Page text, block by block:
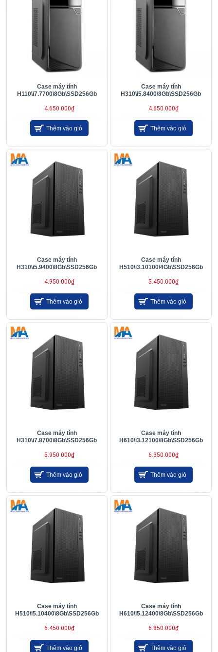
Case máy tính
H110\i7.7700\8Gb\SSD256Gb
4.650.000₫
Thêm vào giỏ
Case máy tính
H310\i5.8400\8Gb\SSD256Gb
4.650.000₫
Thêm vào giỏ
Case máy tính
H310\i5.9400\8Gb\SSD256Gb
4.950.000₫
Thêm vào giỏ
Case máy tính
H510\i3.10100\4Gb\SSD256Gb
5.450.000₫
Thêm vào giỏ
Case máy tính
H310\i7.8700\8Gb\SSD256Gb
5.950.000₫
Thêm vào giỏ
Case máy tính
H610\i3.12100\8Gb\SSD256Gb
6.350.000₫
Thêm vào giỏ
Case máy tính
H510\i5.10400\8Gb\SSD256Gb
6.450.000₫
Thêm vào giỏ
Case máy tính
H610\i5.12400\8Gb\SSD256Gb
6.850.000₫
Thêm vào giỏ